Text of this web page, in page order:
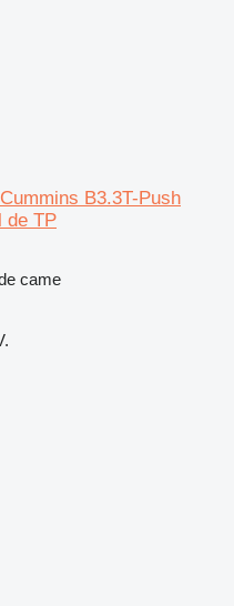
B3.3T-Push
de TP
came